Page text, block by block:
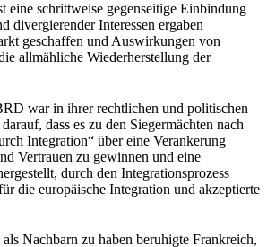
eine schrittweise gegenseitige Einbindung
divergierender Interessen ergaben
geschaffen und Auswirkungen von
allmähliche Wiederherstellung der
war in ihrer rechtlichen und politischen
dass es zu den Siegermächten nach
Integration“ über eine Verankerung
Vertrauen zu gewinnen und eine
durch den Integrationsprozess
die europäische Integration und akzeptierte
Nachbarn zu haben beruhigte Frankreich,